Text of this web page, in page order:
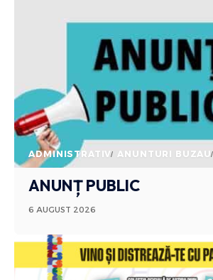
ADMINISTRATIV ANUNTURI BUZAU
ANUNȚ PUBLIC
6 AUGUST 2026